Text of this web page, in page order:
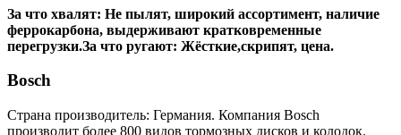
За что хвалят: Не пылят, широкий ассортимент, наличие
феррокарбона, выдерживают кратковременные
перегрузки.За что ругают: Жёсткие,скрипят, цена.
Bosch
Страна производитель: Германия. Компания Bosch
производит более 800 видов тормозных дисков и колодок.